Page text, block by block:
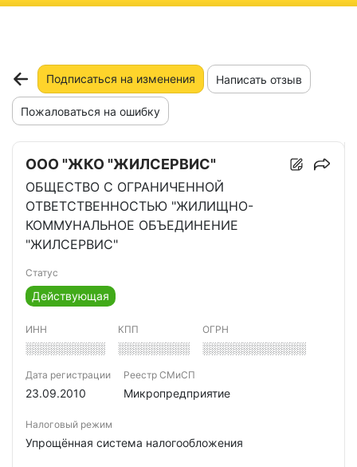
Подписаться на изменения Написать отзыв
Пожаловаться на ошибку
ООО "ЖКО "ЖИЛСЕРВИС"
ОБЩЕСТВО С ОГРАНИЧЕННОЙ
ОТВЕТСТВЕННОСТЬЮ "ЖИЛИЩНО-
КОММУНАЛЬНОЕ ОБЪЕДИНЕНИЕ
"ЖИЛСЕРВИС"
Статус
Действующая
ИНН
░░░░░░░░░░
КПП
░░░░░░░░░
ОГРН
░░░░░░░░░░░░░
Дата регистрации
23.09.2010
Реестр СМиСП
Микропредприятие
Налоговый режим
Упрощённая система налогообложения